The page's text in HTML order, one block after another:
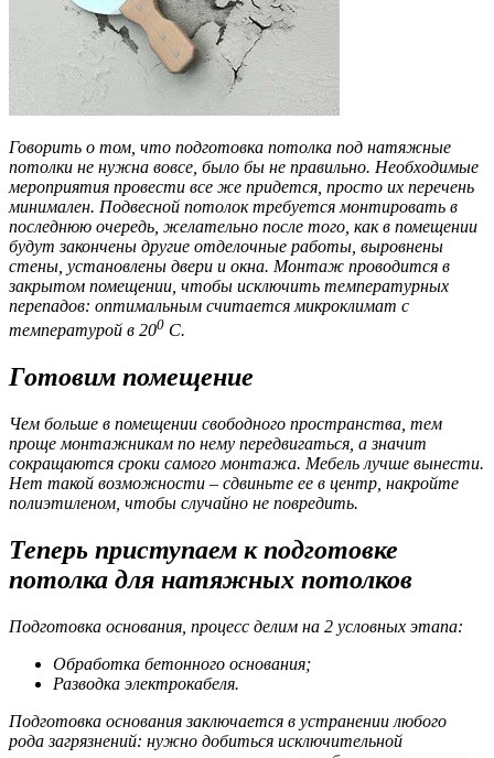
Говорить о том, что подготовка потолка под натяжные
потолки не нужна вовсе, было бы не правильно. Необходимые
мероприятия провести все же придется, просто их перечень
минимален. Подвесной потолок требуется монтировать в
последнюю очередь, желательно после того, как в помещении
будут закончены другие отделочные работы, выровнены
стены, установлены двери и окна. Монтаж проводится в
закрытом помещении, чтобы исключить температурных
перепадов: оптимальным считается микроклимат с
температурой в 200 С.
Готовим помещение
Чем больше в помещении свободного пространства, тем
проще монтажникам по нему передвигаться, а значит
сокращаются сроки самого монтажа. Мебель лучше вынести.
Нет такой возможности – сдвиньте ее в центр, накройте
полиэтиленом, чтобы случайно не повредить.
Теперь приступаем к подготовке
потолка для натяжных потолков
Подготовка основания, процесс делим на 2 условных этапа:
Обработка бетонного основания;
Разводка электрокабеля.
Подготовка основания заключается в устранении любого
рода загрязнений: нужно добиться исключительной